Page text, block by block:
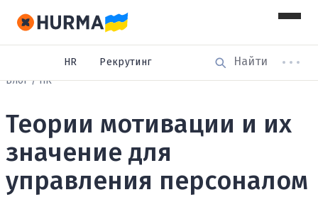
HR
Рекрутинг
Блог
HR
Теории мотивации и их
значение для
управления персоналом